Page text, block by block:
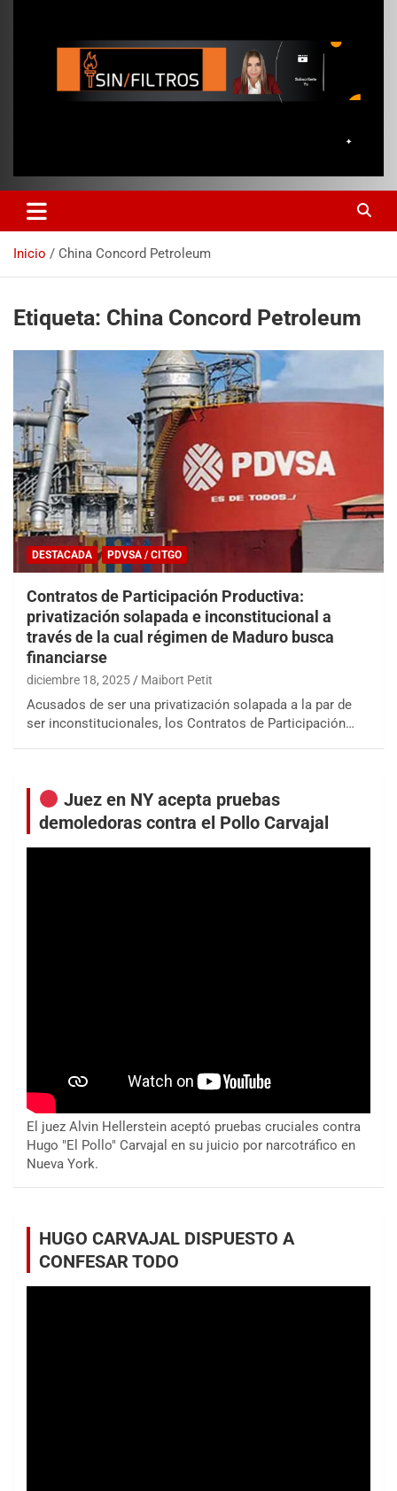
Inicio China Concord Petroleum
Etiqueta: China Concord Petroleum
DESTACADA PDVSA / CITGO
Contratos de Participación Productiva:
privatización solapada e inconstitucional a
través de la cual régimen de Maduro busca
financiarse
diciembre 18, 2025 Maibort Petit
Acusados de ser una privatización solapada a la par de
ser inconstitucionales, los Contratos de Participación…
Juez en NY acepta pruebas
demoledoras contra el Pollo Carvajal
El juez Alvin Hellerstein aceptó pruebas cruciales contra
Hugo "El Pollo" Carvajal en su juicio por narcotráfico en
Nueva York.
HUGO CARVAJAL DISPUESTO A
CONFESAR TODO